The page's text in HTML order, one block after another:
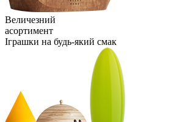
Величезний
асортимент
Іграшки на будь-який смак